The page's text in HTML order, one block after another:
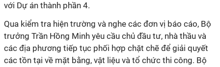
với Dự án thành phần 4.
Qua kiểm tra hiện trường và nghe các đơn vị báo cáo, Bộ
trưởng Trần Hồng Minh yêu cầu chủ đầu tư, nhà thầu và
các địa phương tiếp tục phối hợp chặt chẽ để giải quyết
các tồn tại về mặt bằng, vật liệu và tổ chức thi công. Bộ